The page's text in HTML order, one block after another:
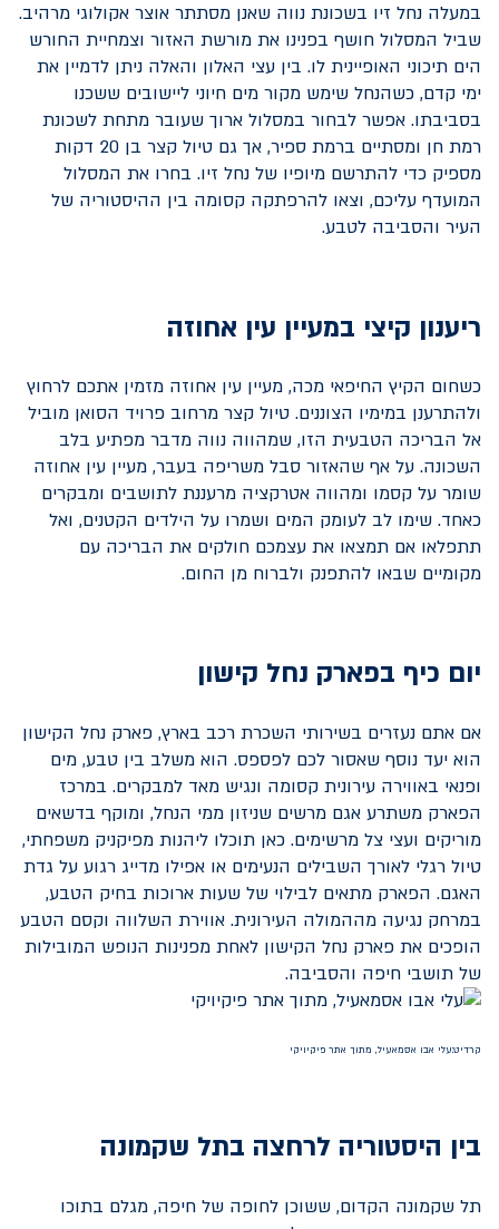
במעלה נחל זיו בשכונת נווה שאנן מסתתר אוצר אקולוגי מרהיב.
שביל המסלול חושף בפנינו את מורשת האזור וצמחיית החורש
הים תיכוני האופיינית לו. בין עצי האלון והאלה ניתן לדמיין את
ימי קדם, כשהנחל שימש מקור מים חיוני ליישובים ששכנו
בסביבתו. אפשר לבחור במסלול ארוך שעובר מתחת לשכונת
רמת חן ומסתיים ברמת ספיר, אך גם טיול קצר בן 20 דקות
מספיק כדי להתרשם מיופיו של נחל זיו. בחרו את המסלול
המועדף עליכם, וצאו להרפתקה קסומה בין ההיסטוריה של
העיר והסביבה לטבע.
ריענון קיצי במעיין עין אחוזה
כשחום הקיץ החיפאי מכה, מעיין עין אחוזה מזמין אתכם לרחוץ
ולהתרענן במימיו הצוננים. טיול קצר מרחוב פרויד הסואן מוביל
אל הבריכה הטבעית הזו, שמהווה נווה מדבר מפתיע בלב
השכונה. על אף שהאזור סבל משריפה בעבר, מעיין עין אחוזה
שומר על קסמו ומהווה אטרקציה מרעננת לתושבים ומבקרים
כאחד. שימו לב לעומק המים ושמרו על הילדים הקטנים, ואל
תתפלאו אם תמצאו את עצמכם חולקים את הבריכה עם
מקומיים שבאו להתפנק ולברוח מן החום.
יום כיף בפארק נחל קישון
אם אתם נעזרים בשירותי השכרת רכב בארץ, פארק נחל הקישון
הוא יעד נוסף שאסור לכם לפספס. הוא משלב בין טבע, מים
ופנאי באווירה עירונית קסומה ונגיש מאד למבקרים. במרכז
הפארק משתרע אגם מרשים שניזון ממי הנחל, ומוקף בדשאים
מוריקים ועצי צל מרשימים. כאן תוכלו ליהנות מפיקניק משפחתי,
טיול רגלי לאורך השבילים הנעימים או אפילו מדייג רגוע על גדת
האגם. הפארק מתאים לבילוי של שעות ארוכות בחיק הטבע,
במרחק נגיעה מההמולה העירונית. אווירת השלווה וקסם הטבע
הופכים את פארק נחל הקישון לאחת מפנינות הנופש המובילות
של תושבי חיפה והסביבה.
קרדיט:עלי אבו אסמאעיל, מתוך אתר פיקיויקי
בין היסטוריה לרחצה בתל שקמונה
תל שקמונה הקדום, ששוכן לחופה של חיפה, מגלם בתוכו